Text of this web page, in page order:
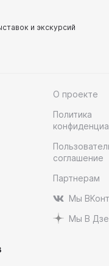
и экскурсий
О проекте
Политика
соглашение
Партнерам
Мы
Мы В